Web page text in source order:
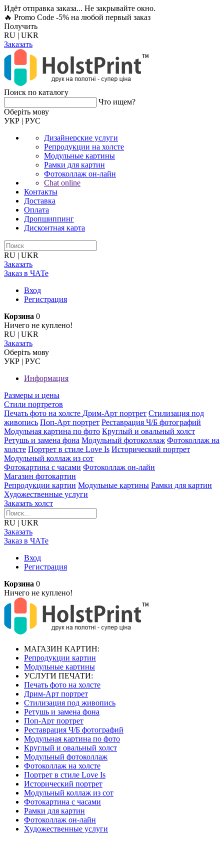
Идёт отправка заказа... Не закрывайте окно.
🔥 Promo Code -5% на любой первый заказ
Получить
RU | UKR
Заказать
Поиск по каталогу
Что ищем?
Оберiть мову
УКР | РУС
Дизайнерские услуги
Репродукции на холсте
Модульные картины
Рамки для картин
Фотоколлаж он-лайн
Chat online
Контакты
Доставка
Оплата
Дропшиппинг
Дисконтная карта
RU | UKR
Заказать
Заказ в ЧАТе
Вход
Регистрация
Корзина 0
Ничего не куплено!
RU | UKR
Заказать
Оберiть мову
УКР | РУС
Информация
Размеры и цены
Стили портретов
Печать фото на холсте Дрим-Арт портрет Стилизация под
живопись Поп-Арт портрет Реставрация Ч/Б фотографий
Модульная картина по фото Круглый и овальный холст
Ретушь и замена фона Модульный фотоколлаж Фотоколлаж на
холсте Портрет в стиле Love Is Исторический портрет
Модульный коллаж из сот
Фотокартина с часами Фотоколлаж он-лайн
Магазин фотокартин
Репродукции картин Модульные картины Рамки для картин
Художественные услуги
Заказать холст
RU | UKR
Заказать
Заказ в ЧАТе
Вход
Регистрация
Корзина 0
Ничего не куплено!
МАГАЗИН КАРТИН:
Репродукции картин
Модульные картины
УСЛУГИ ПЕЧАТИ:
Печать фото на холсте
Дрим-Арт портрет
Стилизация под живопись
Ретушь и замена фона
Поп-Арт портрет
Реставрация Ч/Б фотографий
Модульная картина по фото
Круглый и овальный холст
Модульный фотоколлаж
Фотоколлаж на холсте
Портрет в стиле Love Is
Исторический портрет
Модульный коллаж из сот
Фотокартина с часами
Рамки для картин
Фотоколлаж он-лайн
Художественные услуги